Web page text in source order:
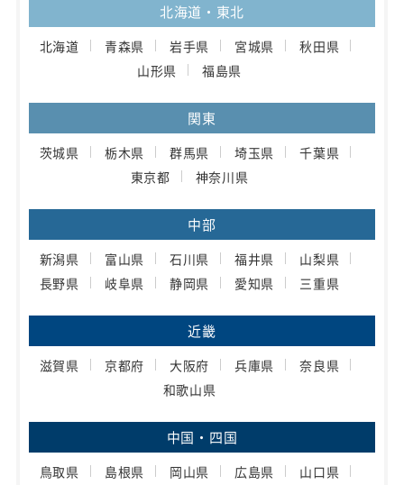
北海道・東北
北海道 青森県 岩手県 宮城県
秋田県
山形県
福島県
関東
茨城県 栃木県 群馬県 埼玉県
千葉県
東京都
神奈川県
中部
新潟県 富山県 石川県 福井県
山梨県
長野県
岐阜県 静岡県 愛知県 三重県
近畿
滋賀県 京都府 大阪府 兵庫県
奈良県
和歌山県
中国・四国
鳥取県 島根県 岡山県 広島県
山口県